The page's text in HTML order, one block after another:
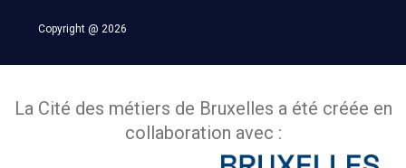
Copyright @ 2026
La Cité des métiers de Bruxelles a été créée en
collaboration avec :